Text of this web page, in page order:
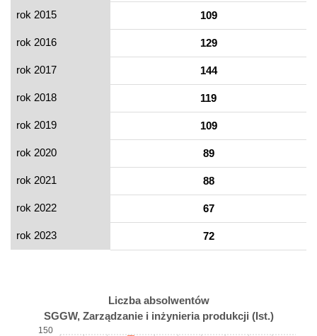
rok 2015 109
rok 2016 129
rok 2017 144
rok 2018 119
rok 2019 109
rok 2020 89
rok 2021 88
rok 2022 67
rok 2023 72
Liczba absolwentów
SGGW, Zarządzanie i inżynieria produkcji (Ist.)
150